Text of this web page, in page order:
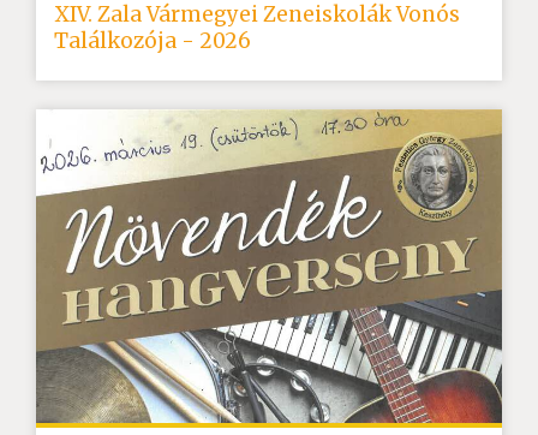
XIV. Zala Vármegyei Zeneiskolák Vonós
Találkozója - 2026